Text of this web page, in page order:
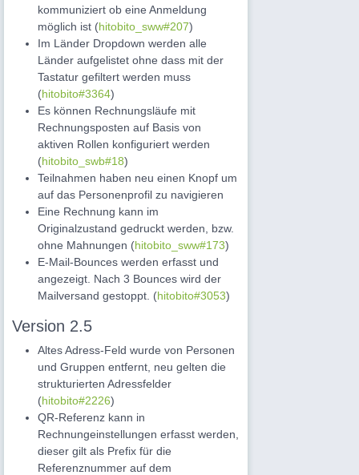
kommuniziert ob eine Anmeldung
möglich ist (hitobito_sww#207)
Im Länder Dropdown werden alle
Länder aufgelistet ohne dass mit der
Tastatur gefiltert werden muss
(hitobito#3364)
Es können Rechnungsläufe mit
Rechnungsposten auf Basis von
aktiven Rollen konfiguriert werden
(hitobito_swb#18)
Teilnahmen haben neu einen Knopf um
auf das Personenprofil zu navigieren
Eine Rechnung kann im
Originalzustand gedruckt werden, bzw.
ohne Mahnungen (hitobito_sww#173)
E-Mail-Bounces werden erfasst und
angezeigt. Nach 3 Bounces wird der
Mailversand gestoppt. (hitobito#3053)
Version 2.5
Altes Adress-Feld wurde von Personen
und Gruppen entfernt, neu gelten die
strukturierten Adressfelder
(hitobito#2226)
QR-Referenz kann in
Rechnungeinstellungen erfasst werden,
dieser gilt als Prefix für die
Referenznummer auf dem